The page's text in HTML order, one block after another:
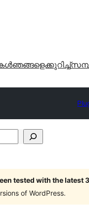
ഞങ്ങളെക്കുറിച്ച്
tested with the latest
of WordPress.